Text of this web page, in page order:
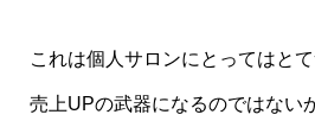
これは個人サロンにとってはと
売上UPの武器になるのではない